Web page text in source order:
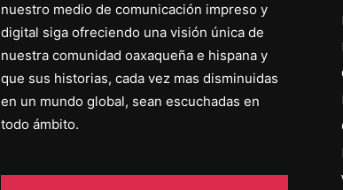
nuestro medio de comunicación impreso y
digital siga ofreciendo una visión única de
nuestra comunidad oaxaqueña e hispana y
que sus historias, cada vez mas disminuidas
en un mundo global, sean escuchadas en
todo ámbito.